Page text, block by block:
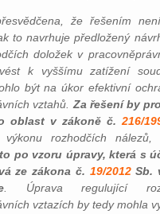
že řešením
to navrhuje předložený
doložek v
k vyššímu zatížení
být na úkor efektivní
vztahů. Za řešení by
oblast v zákoně č. 216/
rozhodčích nálezů,
to po vzoru úpravy, která s
ze zákona č. 19/2012Sb.
. Úprava regulující
vztazích by tedy mohla